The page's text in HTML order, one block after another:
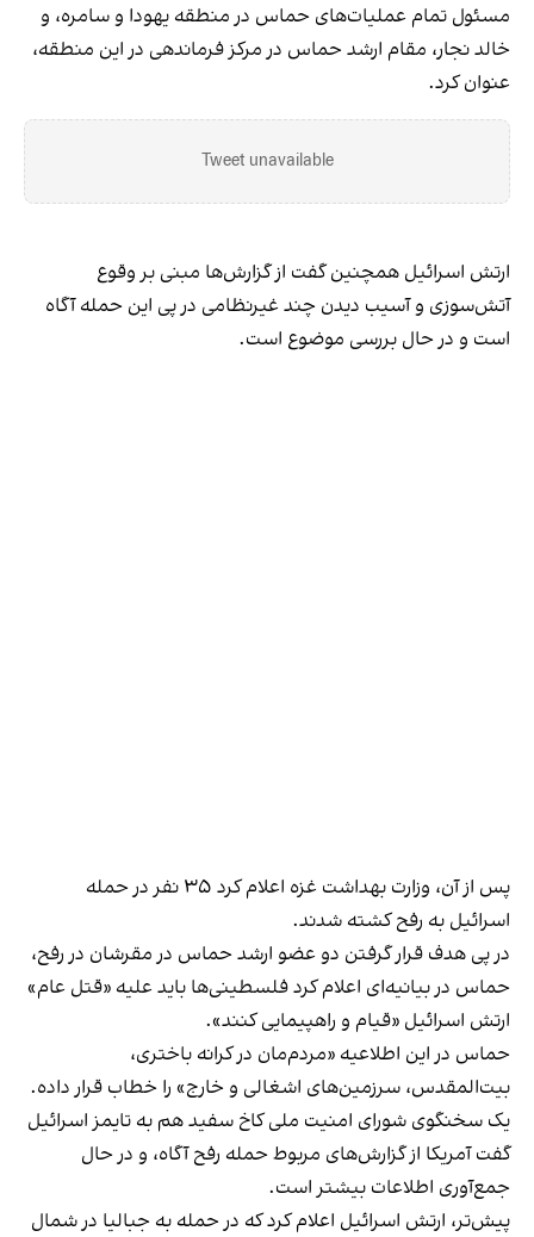
مسئول تمام عملیات‌های حماس در منطقه یهودا و سامره، و
خالد نجار، مقام ارشد حماس در مرکز فرماندهی در این منطقه،
عنوان کرد.
Tweet unavailable
ارتش اسرائیل همچنین گفت از گزارش‌ها مبنی بر وقوع
آتش‌سوزی و آسیب دیدن چند غیرنظامی در پی این حمله آگاه
است و در حال بررسی موضوع است.
پس از آن، وزارت بهداشت غزه اعلام کرد ۳۵ نفر در حمله
اسرائیل به رفح کشته شدند.
در پی هدف قرار گرفتن دو عضو ارشد حماس در مقرشان در رفح،
حماس در بیانیه‌ای اعلام کرد فلسطینی‌ها باید علیه «قتل عام»
ارتش اسرائیل «قیام و راهپیمایی کنند».
حماس در این اطلاعیه «مردم‌مان در کرانه باختری،
بیت‌المقدس، سرزمین‌های اشغالی و خارج» را خطاب قرار داده.
یک سخنگوی شورای امنیت ملی کاخ سفید هم به تایمز اسرائیل
گفت آمریکا از گزارش‌های مربوط حمله رفح آگاه، و در حال
جمع‌آوری اطلاعات بیشتر است.
پیش‌تر، ارتش اسرائیل اعلام کرد که در حمله به جبالیا در شمال